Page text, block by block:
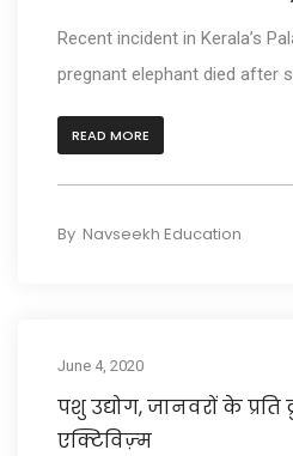
Recent incident in Kerala’s
pregnant elephant died after
READ MORE
By Navseekh Education
June 4, 2020
पशु उद्योग, जानवरों के
एक्टिविज़्म